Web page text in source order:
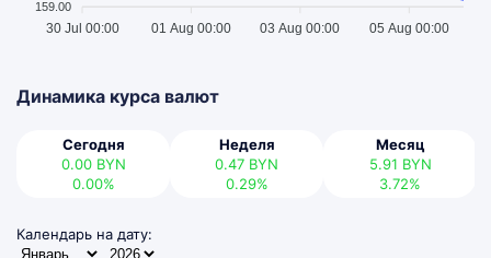
159.00
30 Jul 00:00 01 Aug 00:00 03 Aug 00:00 05 Aug 00:00
Динамика курса валют
Сегодня
0.00 BYN
0.00%
Неделя
0.47 BYN
0.29%
Месяц
5.91 BYN
3.72%
Календарь на дату: